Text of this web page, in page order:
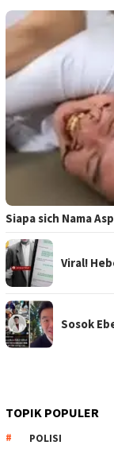
Siapa sich Nama
Viral!
Sosok
TOPIK POPULER
POLISI